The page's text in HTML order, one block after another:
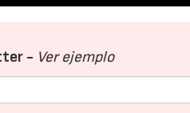
- Ver ejemplo